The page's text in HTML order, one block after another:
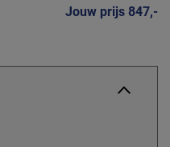
Jouw prijs 847,-